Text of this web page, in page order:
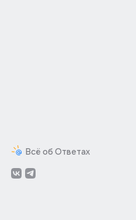
Всё об Ответах